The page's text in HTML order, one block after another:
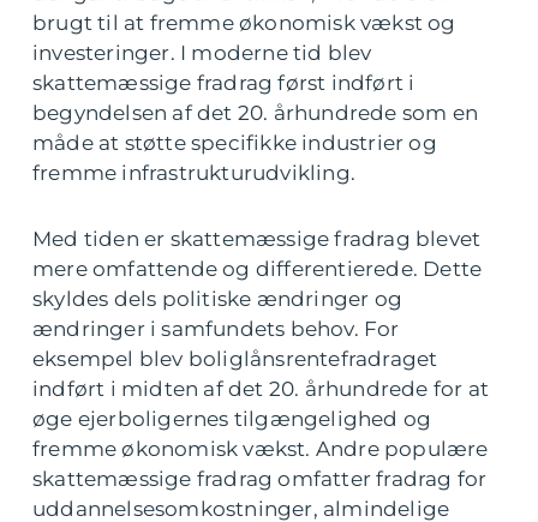
brugt til at fremme økonomisk vækst og
investeringer. I moderne tid blev
skattemæssige fradrag først indført i
begyndelsen af det 20. århundrede som en
måde at støtte specifikke industrier og
fremme infrastrukturudvikling.
Med tiden er skattemæssige fradrag blevet
mere omfattende og differentierede. Dette
skyldes dels politiske ændringer og
ændringer i samfundets behov. For
eksempel blev boliglånsrentefradraget
indført i midten af det 20. århundrede for at
øge ejerboligernes tilgængelighed og
fremme økonomisk vækst. Andre populære
skattemæssige fradrag omfatter fradrag for
uddannelsesomkostninger, almindelige